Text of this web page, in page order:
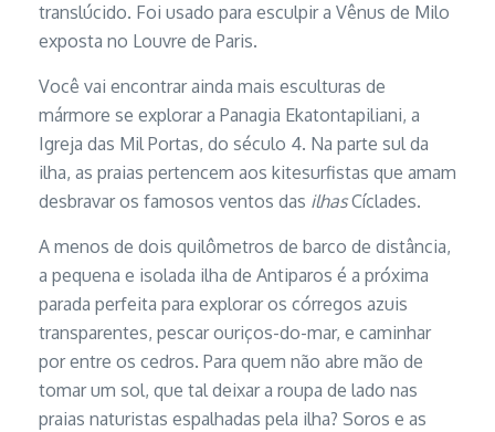
translúcido. Foi usado para esculpir a Vênus de Milo
exposta no Louvre de Paris.
Você vai encontrar ainda mais esculturas de
mármore se explorar a Panagia Ekatontapiliani, a
Igreja das Mil Portas, do século 4. Na parte sul da
ilha, as praias pertencem aos kitesurfistas que amam
desbravar os famosos ventos das ilhasCíclades.
A menos de dois quilômetros de barco de distância,
a pequena e isolada ilha de Antiparos é a próxima
parada perfeita para explorar os córregos azuis
transparentes, pescar ouriços-do-mar, e caminhar
por entre os cedros. Para quem não abre mão de
tomar um sol, que tal deixar a roupa de lado nas
praias naturistas espalhadas pela ilha? Soros e as